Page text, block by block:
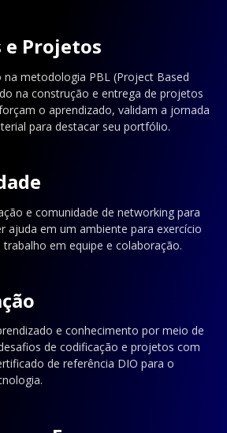
e Projetos
na metodologia PBL (Project Based
na construção e entrega de projetos
o aprendizado, validam a jornada
para destacar seu portfólio.
e comunidade de networking para
ajuda em um ambiente para exercício
em equipe e colaboração.
e conhecimento por meio de
de codificação e projetos com
de referência DIO para o